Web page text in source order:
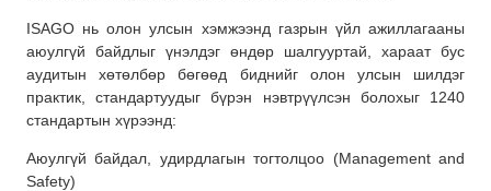
ISAGO нь олон улсын хэмжээнд газрын үйл ажиллагааны
аюулгүй байдлыг үнэлдэг өндөр шалгууртай, хараат бус
аудитын хөтөлбөр бөгөөд биднийг олон улсын шилдэг
практик, стандартуудыг бүрэн нэвтрүүлсэн болохыг 1240
стандартын хүрээнд:
Аюулгүй байдал, удирдлагын тогтолцоо (Management and
Safety)